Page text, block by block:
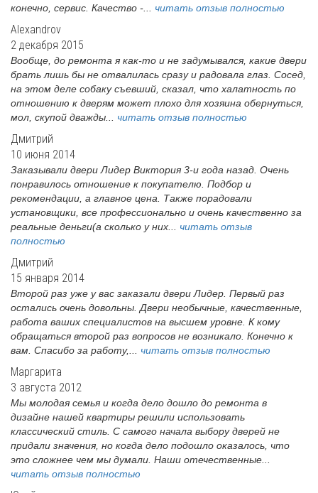
конечно, сервис. Качество -... читать отзыв полностью
Alexandrov
2 декабря 2015
Вообще, до ремонта я как-то и не задумывался, какие двери
брать лишь бы не отвалилась сразу и радовала глаз. Сосед,
на этом деле собаку съевший, сказал, что халатность по
отношению к дверям может плохо для хозяина обернуться,
мол, скупой дважды... читать отзыв полностью
Дмитрий
10 июня 2014
Заказывали двери Лидер Виктория 3-и года назад. Очень
понравилось отношение к покупателю. Подбор и
рекомендации, а главное цена. Также порадовали
установщики, все профессионально и очень качественно за
реальные деньги(а сколько у них... читать отзыв
полностью
Дмитрий
15 января 2014
Второй раз уже у вас заказали двери Лидер. Первый раз
остались очень довольны. Двери необычные, качественные,
работа ваших специалистов на высшем уровне. К кому
обращаться второй раз вопросов не возникало. Конечно к
вам. Спасибо за работу,... читать отзыв полностью
Маргарита
3 августа 2012
Мы молодая семья и когда дело дошло до ремонта в
дизайне нашей квартиры решили использовать
классический стиль. С самого начала выбору дверей не
придали значения, но когда дело подошло оказалось, что
это сложнее чем мы думали. Наши отечественные...
читать отзыв полностью